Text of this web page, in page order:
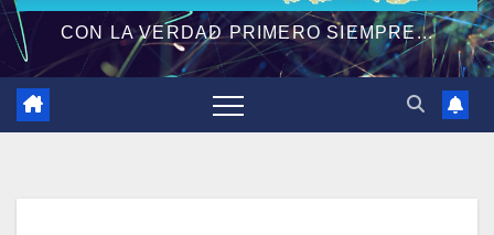
CON LA VERDAD PRIMERO SIEMPRE...